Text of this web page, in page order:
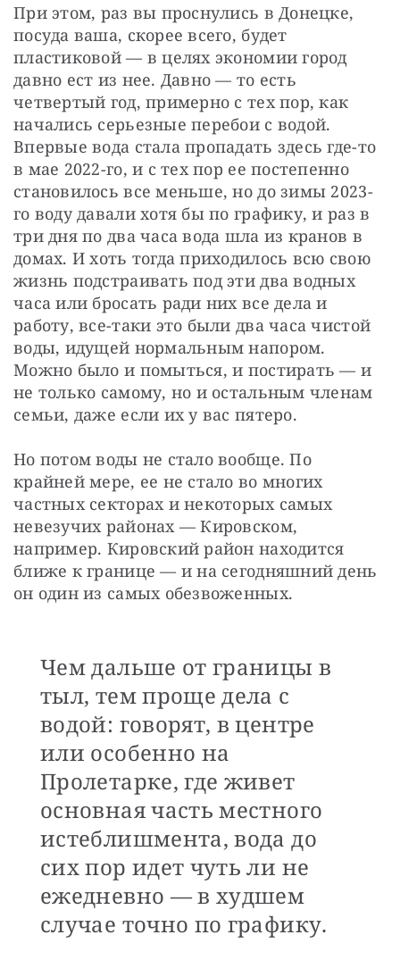
При этом, раз вы проснулись в Донецке,
посуда ваша, скорее всего, будет
пластиковой — в целях экономии город
давно ест из нее. Давно — то есть
четвертый год, примерно с тех пор, как
начались серьезные перебои с водой.
Впервые вода стала пропадать здесь где-то
в мае 2022-го, и с тех пор ее постепенно
становилось все меньше, но до зимы 2023-
го воду давали хотя бы по графику, и раз в
три дня по два часа вода шла из кранов в
домах. И хоть тогда приходилось всю свою
жизнь подстраивать под эти два водных
часа или бросать ради них все дела и
работу, все-таки это были два часа чистой
воды, идущей нормальным напором.
Можно было и помыться, и постирать — и
не только самому, но и остальным членам
семьи, даже если их у вас пятеро.
Но потом воды не стало вообще. По
крайней мере, ее не стало во многих
частных секторах и некоторых самых
невезучих районах — Кировском,
например. Кировский район находится
ближе к границе — и на сегодняшний день
он один из самых обезвоженных.
Чем дальше от границы в
тыл, тем проще дела с
водой: говорят, в центре
или особенно на
Пролетарке, где живет
основная часть местного
истеблишмента, вода до
сих пор идет чуть ли не
ежедневно — в худшем
случае точно по графику.